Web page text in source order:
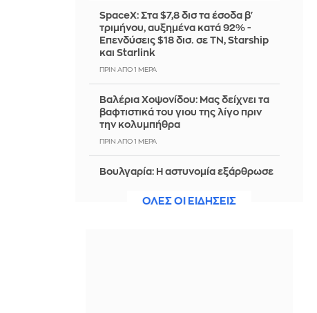
SpaceX: Στα $7,8 δισ τα έσοδα β'
τριμήνου, αυξημένα κατά 92% -
Επενδύσεις $18 δισ. σε ΤΝ, Starship
και Starlink
ΠΡΙΝ ΑΠΌ 1 ΜΈΡΑ
Βαλέρια Χοψονίδου: Μας δείχνει τα
βαφτιστικά του γιου της λίγο πριν
την κολυμπήθρα
ΠΡΙΝ ΑΠΌ 1 ΜΈΡΑ
Βουλγαρία: Η αστυνομία εξάρθρωσε
προμήθευε όλη τη χώρα
ΟΛΕΣ ΟΙ ΕΙΔΗΣΕΙΣ